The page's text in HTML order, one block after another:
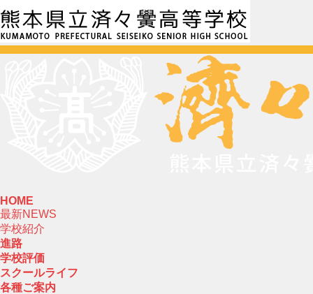
HOME
最新NEWS
学校紹介
進路
学校評価
スクールライフ
各種ご案内